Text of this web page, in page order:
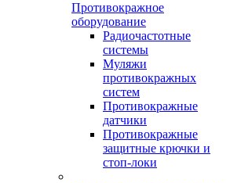
Противокражное
оборудование
Радиочастотные
системы
Муляжи
противокражных
систем
Противокражные
датчики
Противокражные
защитные крючки и
стоп-локи